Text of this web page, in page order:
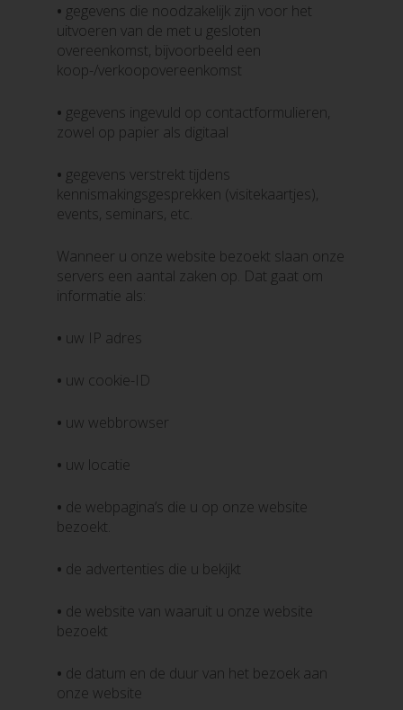
• gegevens die noodzakelijk zijn voor het
uitvoeren van de met u gesloten
overeenkomst, bijvoorbeeld een
koop-/verkoopovereenkomst
• gegevens ingevuld op contactformulieren,
zowel op papier als digitaal
• gegevens verstrekt tijdens
kennismakingsgesprekken (visitekaartjes),
events, seminars, etc.
Wanneer u onze website bezoekt slaan onze
servers een aantal zaken op. Dat gaat om
informatie als:
• uw IP adres
• uw cookie-ID
• uw webbrowser
• uw locatie
• de webpagina’s die u op onze website
bezoekt.
• de advertenties die u bekijkt
• de website van waaruit u onze website
bezoekt
• de datum en de duur van het bezoek aan
onze website